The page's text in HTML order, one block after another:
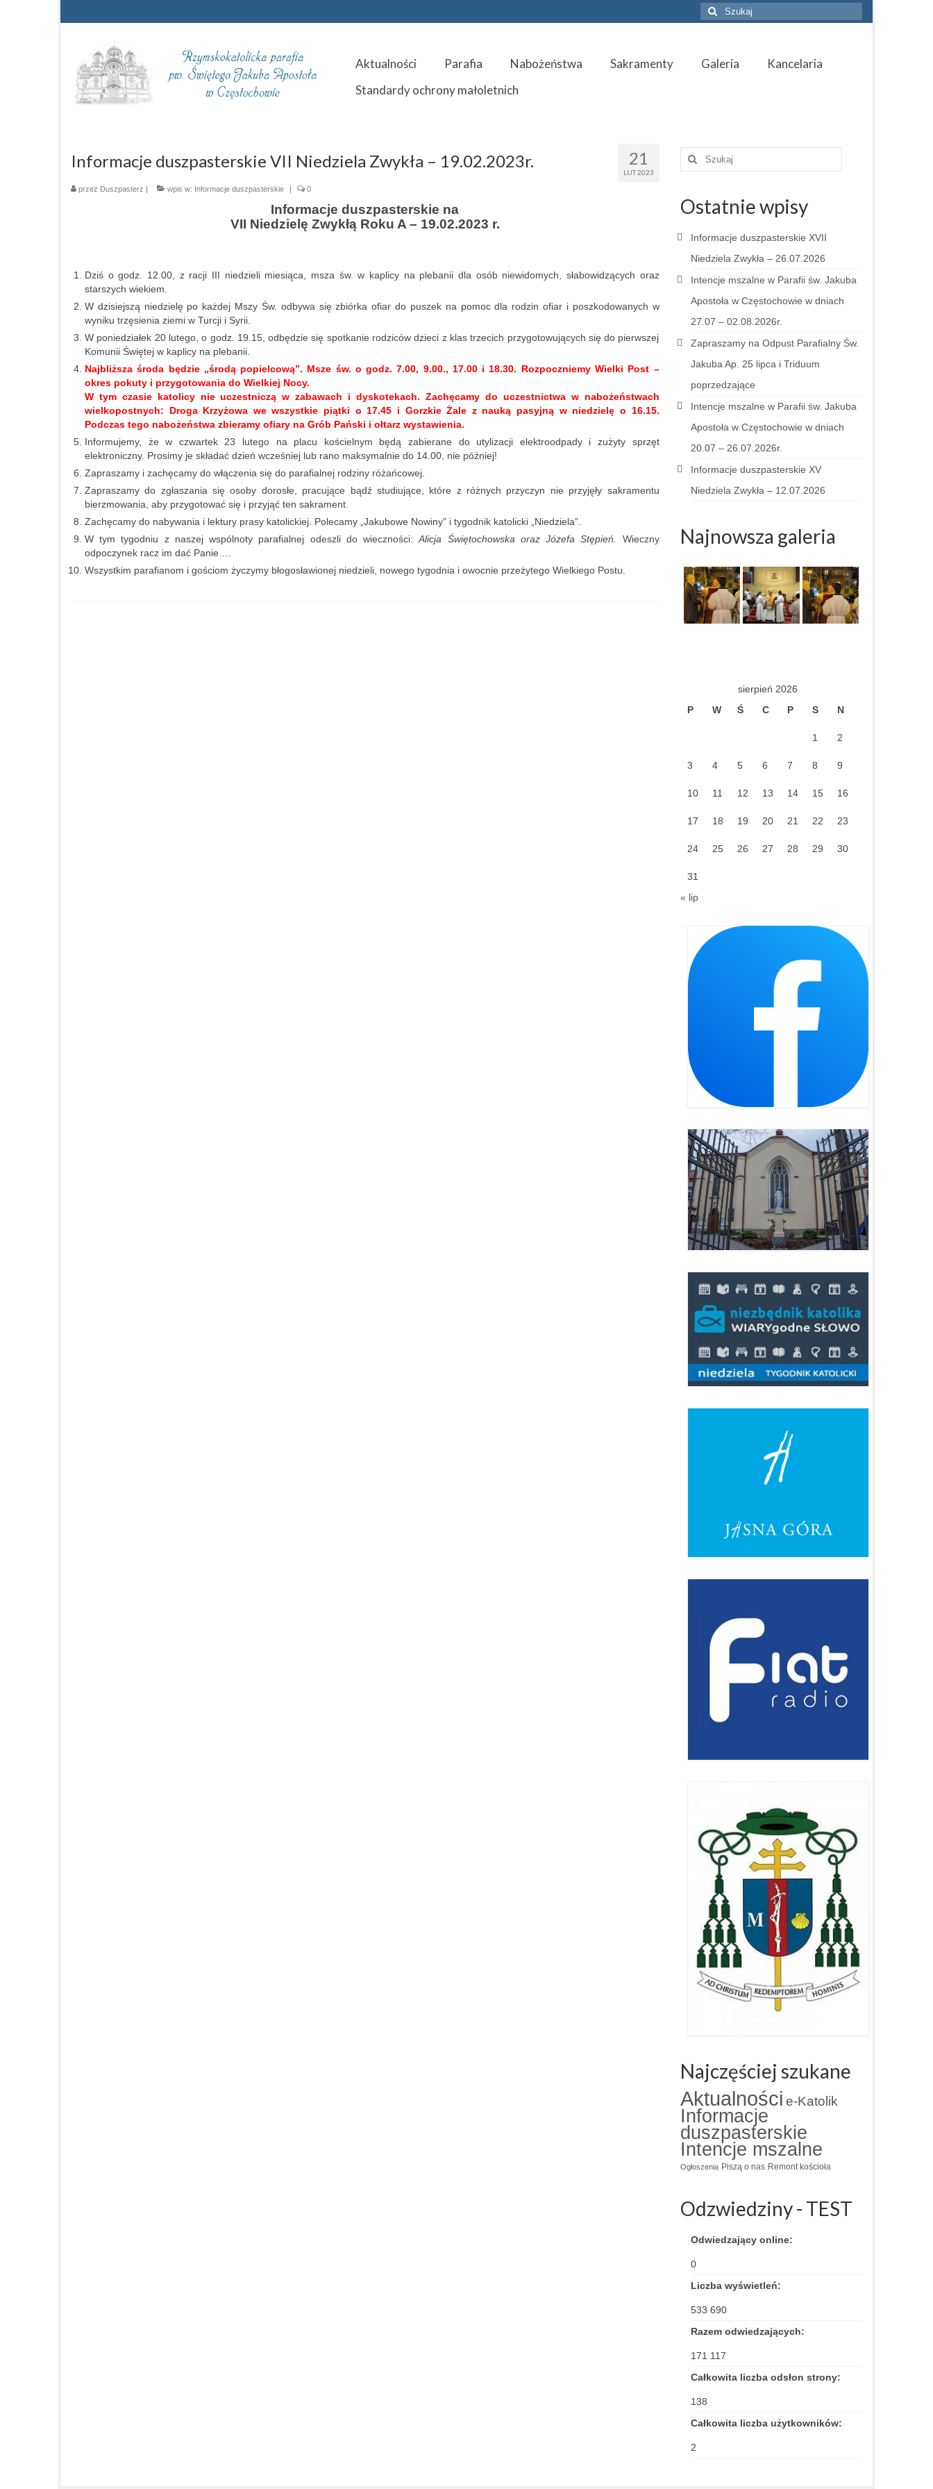
Szuklaj
w:
Aktualności Parafia Nabożeństwa Sakramenty Galeria
Kancelaria
Standardy ochrony małoletnich
21
LUT 2023
Informacje duszpasterskie VII Niedziela Zwykła – 19.02.2023r.
przez Duszpasterz wpis w: Informacje duszpasterskie 0
Informacje duszpasterskie na
VII Niedzielę Zwykłą Roku A – 19.02.2023 r.
Dziś o godz. 12.00, z racji III niedzieli miesiąca, msza św. w kaplicy na plebanii dla osób niewidomych, słabowidzących oraz
starszych wiekiem.
W dzisiejszą niedzielę po każdej Mszy Św. odbywa się zbiórka ofiar do puszek na pomoc dla rodzin ofiar i poszkodowanych w
wyniku trzęsienia ziemi w Turcji i Syrii.
W poniedziałek 20 lutego, o godz. 19.15, odbędzie się spotkanie rodziców dzieci z klas trzecich przygotowujących się do pierwszej
Komunii Świętej w kaplicy na plebanii.
Najbliższa środa będzie „środą popielcową”. Msze św. o godz. 7.00, 9.00., 17.00 i 18.30. Rozpoczniemy Wielki Post –
okres pokuty i przygotowania do Wielkiej Nocy.
W tym czasie katolicy nie uczestniczą w zabawach i dyskotekach. Zachęcamy do uczestnictwa w nabożeństwach
wielkopostnych: Droga Krzyżowa we wszystkie piątki o 17.45 i Gorzkie Żale z nauką pasyjną w niedzielę o 16.15.
Podczas tego nabożeństwa zbieramy ofiary na Grób Pański i ołtarz wystawienia.
Informujemy, że w czwartek 23 lutego na placu kościelnym będą zabierane do utylizacji elektroodpady i zużyty sprzęt
elektroniczny. Prosimy je składać dzień wcześniej lub rano maksymalnie do 14.00, nie później!
Zapraszamy i zachęcamy do włączenia się do parafialnej rodziny różańcowej.
Zapraszamy do zgłaszania się osoby dorosłe, pracujące bądź studiujące, które z różnych przyczyn nie przyjęły sakramentu
bierzmowania, aby przygotować się i przyjąć ten sakrament.
Zachęcamy do nabywania i lektury prasy katolickiej. Polecamy „Jakubowe Nowiny” i tygodnik katolicki „Niedziela”.
W tym tygodniu z naszej wspólnoty parafialnej odeszli do wieczności:Alicja Świętochowska oraz Józefa Stępień. Wieczny
odpoczynek racz im dać Panie….
Wszystkim parafianom i gościom życzymy błogosławionej niedzieli, nowego tygodnia i owocnie przeżytego Wielkiego Postu.
Szuklaj
Ostatnie wpisy
Informacje duszpasterskie XVII
Niedziela Zwykła – 26.07.2026
Intencje mszalne w Parafii św. Jakuba
Apostoła w Częstochowie w dniach
27.07 – 02.08.2026r.
Zapraszamy na Odpust Parafialny Św.
Jakuba Ap. 25 lipca i Triduum
poprzedzające
Intencje mszalne w Parafii św. Jakuba
Apostoła w Częstochowie w dniach
20.07 – 26.07.2026r.
Informacje duszpasterskie XV
Niedziela Zwykła – 12.07.2026
Najnowsza galeria
sierpień 2026
P
W Ś C P S N
1 2
3 4 5 6 7 8 9
10 11 12 13 14 15 16
17 18 19 20 21 22 23
24 25 26 27 28 29 30
31
« lip
Najczęściej szukane
Aktualności e-Katolik
Informacje
duszpasterskie
Intencje mszalne
Ogłoszenia Piszą o nas Remont kościoła
Odzwiedziny - TEST
Odwiedzający online:
0
Liczba wyświetleń:
533 690
Razem odwiedzających:
171 117
Całkowita liczba odsłon strony:
138
Całkowita liczba użytkowników:
2